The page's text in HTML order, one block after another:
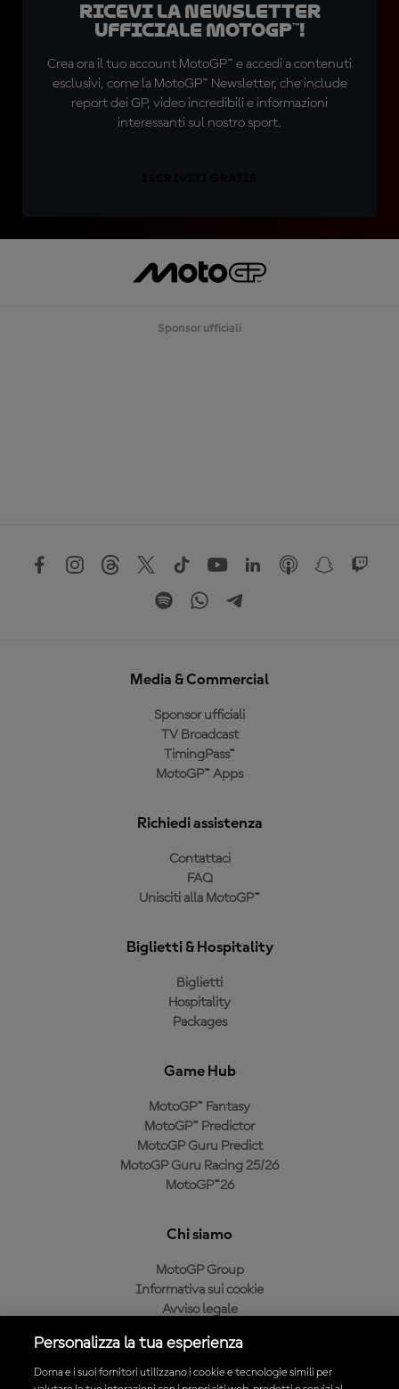
Ricevi la newsletter
ufficiale MotoGP™!
Crea ora il tuo account MotoGP™ e accedi a contenuti
esclusivi, come la MotoGP™ Newsletter, che include
report dei GP, video incredibili e informazioni
interessanti sul nostro sport.
Sponsor ufficiali
Media & Commercial
Sponsor ufficiali
TV Broadcast
TimingPass™
MotoGP™ Apps
Richiedi assistenza
Contattaci
FAQ
Unisciti alla MotoGP™
Biglietti & Hospitality
Biglietti
Hospitality
Packages
Game Hub
MotoGP™ Fantasy
MotoGP™ Predictor
MotoGP Guru Predict
MotoGP Guru Racing 25/26
MotoGP™26
Chi siamo
MotoGP Group
Informativa sui cookie
Avviso legale
Condizioni di acquisto
Personalizza la tua esperienza
Dorna e i suoi fornitori utilizzano i cookie e tecnologie simili per